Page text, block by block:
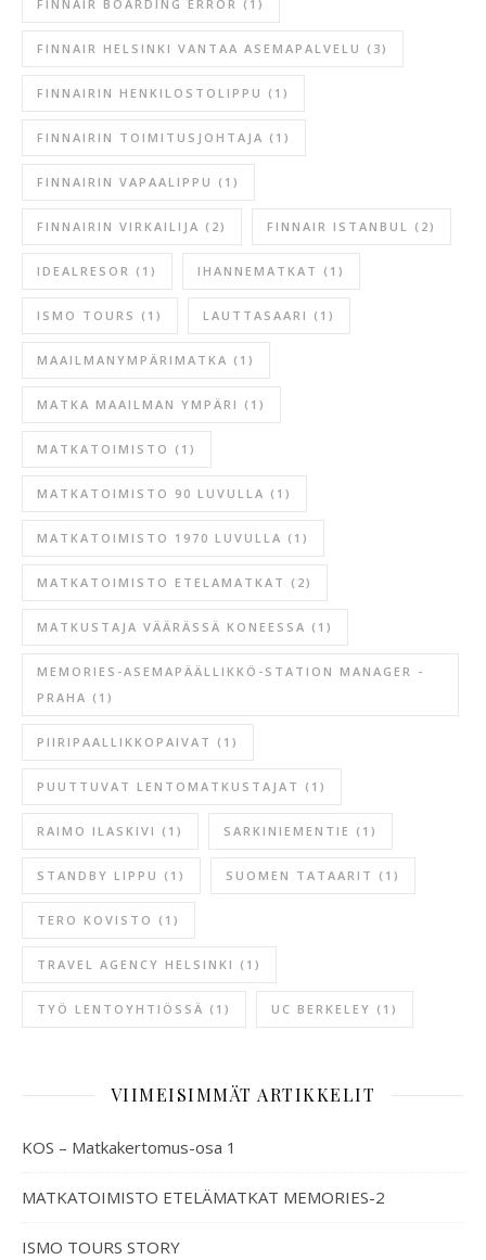
FINNAIR BOARDING ERROR (1)
FINNAIR HELSINKI VANTAA ASEMAPALVELU (3)
FINNAIRIN HENKILOSTOLIPPU (1)
FINNAIRIN TOIMITUSJOHTAJA (1)
FINNAIRIN VAPAALIPPU (1)
FINNAIRIN VIRKAILIJA (2) FINNAIR ISTANBUL (2)
IDEALRESOR (1) IHANNEMATKAT (1)
ISMO TOURS (1) LAUTTASAARI (1)
MAAILMANYMPÄRIMATKA (1)
MATKA MAAILMAN YMPÄRI (1)
MATKATOIMISTO (1)
MATKATOIMISTO 90 LUVULLA (1)
MATKATOIMISTO 1970 LUVULLA (1)
MATKATOIMISTO ETELAMATKAT (2)
MATKUSTAJA VÄÄRÄSSÄ KONEESSA (1)
MEMORIES-ASEMAPÄÄLLIKKÖ-STATION MANAGER -
PRAHA (1)
PIIRIPAALLIKKOPAIVAT (1)
PUUTTUVAT LENTOMATKUSTAJAT (1)
RAIMO ILASKIVI (1) SARKINIEMENTIE (1)
STANDBY LIPPU (1) SUOMEN TATAARIT (1)
TERO KOVISTO (1)
TRAVEL AGENCY HELSINKI (1)
TYÖ LENTOYHTIÖSSÄ (1) UC BERKELEY (1)
VIIMEISIMMÄT ARTIKKELIT
KOS – Matkakertomus-osa 1
MATKATOIMISTO ETELÄMATKAT MEMORIES-2
ISMO TOURS STORY